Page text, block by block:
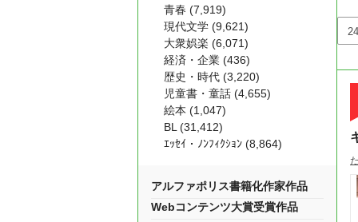
青春 (7,919)
現代文学 (9,621)
大衆娯楽 (6,071)
経済・企業 (436)
歴史・時代 (3,220)
児童書・童話 (4,655)
絵本 (1,047)
BL (31,412)
ｴｯｾｲ・ﾉﾝﾌｨｸｼｮﾝ (8,864)
アルファポリス書籍化作家作品
Webコンテンツ大賞受賞作品